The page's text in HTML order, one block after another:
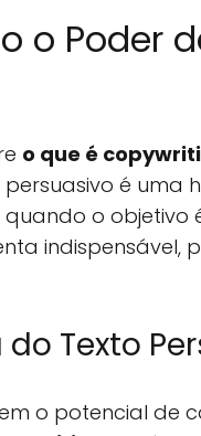
o Poder
o que é
persuasivo é
o objetivo
indispensável,
Texto
o potencial de